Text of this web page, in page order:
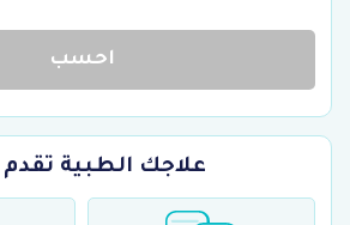
احسب
علاجك الطبية تقدم